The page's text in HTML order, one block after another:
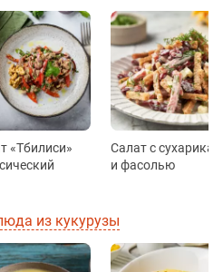
«Тбилиси»
Салат с
и фасолью
из кукурузы